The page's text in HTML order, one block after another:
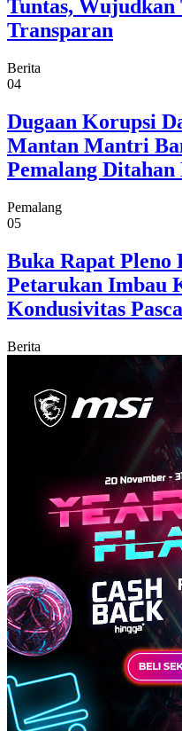
Tuntas, Wujudkan
Transparan
Berita
04
Dugaan Korupsi
Mantan Mantri
Pemalang Ditahan
Pemalang
05
Buka Rapat Pleno
Petarukan Imbau
Kondusivitas
Berita